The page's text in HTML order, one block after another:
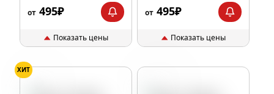
от 495₽
Показать цены
от 495₽
Показать цены
ХИТ